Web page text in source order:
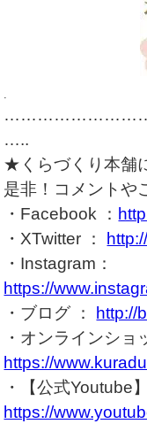
.
…..
★くらづくり本舗
是非！コメントや
・Facebook ：
・XTwitter ：
・Instagram：
https://
・ブログ ：
http://
・オンラインショ
https://
・【公式Youtube
https://